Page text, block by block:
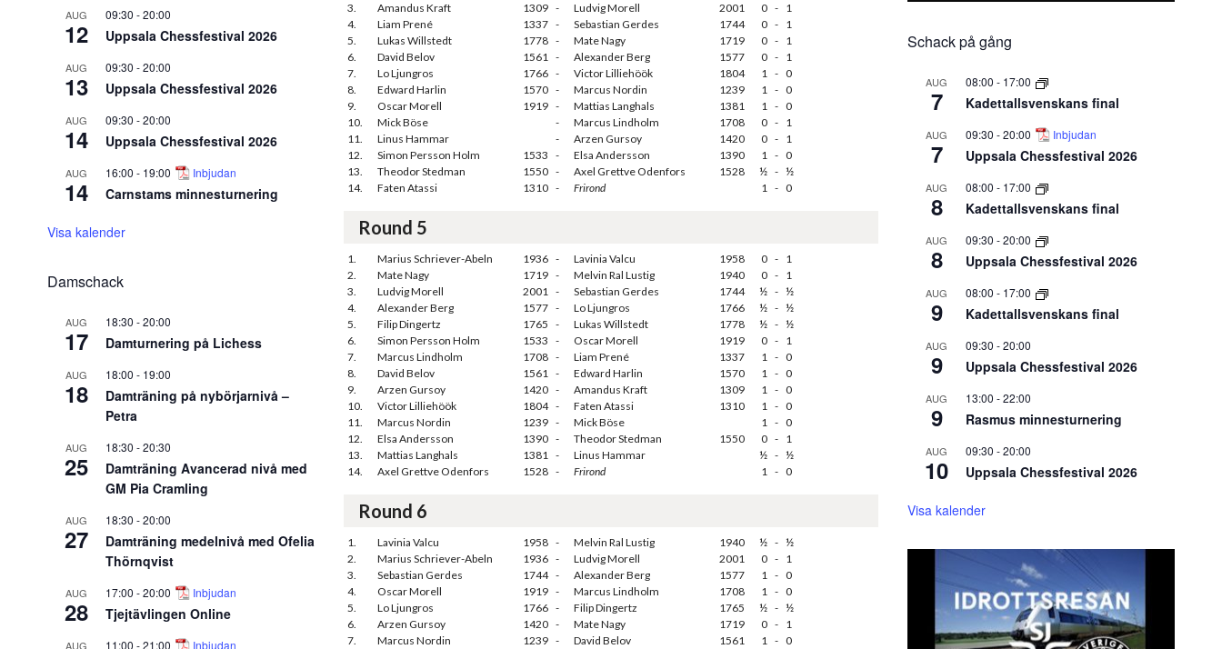
AUG
12
09:30 -20:00
Uppsala Chessfestival 2026
AUG
13
09:30 -20:00
Uppsala Chessfestival 2026
AUG
14
09:30 -20:00
Uppsala Chessfestival 2026
AUG
14
16:00 - 19:00 Inbjudan
Carnstams minnesturnering
Visa kalender
Damschack
AUG
17
18:30 -20:00
Damturnering på Lichess
AUG
18
18:00 - 19:00
Damträning på nybörjarnivå –
Petra
AUG
25
18:30 -20:30
Damträning Avancerad nivå med
GM Pia Cramling
AUG
27
18:30 -20:00
Damträning medelnivå med Ofelia
Thörnqvist
AUG
28
17:00 -20:00 Inbjudan
Tjejtävlingen Online
AUG 11:00 -21:00 Inbjudan
3.
Amandus Kraft 1309 - Ludvig Morell 2001 0 - 1
4.
Liam Prené 1337 - Sebastian Gerdes 1744 0 - 1
5.
Lukas Willstedt 1778 - Mate Nagy 1719 0 - 1
6.
David Belov 1561 - Alexander Berg 1577 0 - 1
7.
Lo Ljungros 1766 - Victor Lilliehöök 1804 1 - 0
8.
Edward Harlin 1570 - Marcus Nordin 1239 1 - 0
9.
Oscar Morell 1919 - Mattias Langhals 1381 1 - 0
10.
Mick Böse - Marcus Lindholm 1708 0 - 1
11.
Linus Hammar - Arzen Gursoy 1420 0 - 1
12.
Simon Persson Holm 1533 - Elsa Andersson 1390 1 - 0
13.
Theodor Stedman 1550 - Axel Grettve Odenfors 1528 ½ - ½
14.
Faten Atassi 1310 - Frirond 1 - 0
Round 5
1. Marius Schriever-Abeln 1936 - Lavinia Valcu 1958 0 - 1
2.
Mate Nagy 1719 - Melvin Ral Lustig 1940 0 - 1
3.
Ludvig Morell 2001 - Sebastian Gerdes 1744 ½ - ½
4.
Alexander Berg 1577 - Lo Ljungros 1766 ½ - ½
5.
Filip Dingertz 1765 - Lukas Willstedt 1778 ½ - ½
6.
Simon Persson Holm 1533 - Oscar Morell 1919 0 - 1
7.
Marcus Lindholm 1708 - Liam Prené 1337 1 - 0
8.
David Belov 1561 - Edward Harlin 1570 1 - 0
9.
Arzen Gursoy 1420 - Amandus Kraft 1309 1 - 0
10.
Victor Lilliehöök 1804 - Faten Atassi 1310 1 - 0
11.
Marcus Nordin 1239 - Mick Böse 1 - 0
12.
Elsa Andersson 1390 - Theodor Stedman 1550 0 - 1
13.
Mattias Langhals 1381 - Linus Hammar ½ - ½
14.
Axel Grettve Odenfors 1528 - Frirond 1 - 0
Round 6
1. Lavinia Valcu 1958 - Melvin Ral Lustig 1940 ½ - ½
2.
Marius Schriever-Abeln 1936 - Ludvig Morell 2001 0 - 1
3.
Sebastian Gerdes 1744 - Alexander Berg 1577 1 - 0
4.
Oscar Morell 1919 - Marcus Lindholm 1708 1 - 0
5.
Lo Ljungros 1766 - Filip Dingertz 1765 ½ - ½
6.
Arzen Gursoy 1420 - Mate Nagy 1719 0 - 1
7.
Marcus Nordin 1239 - David Belov 1561 1 - 0
Schack på gång
AUG
7
08:00 - 17:00
Kadettallsvenskans final
AUG
7
09:30 -20:00 Inbjudan
Uppsala Chessfestival 2026
AUG
8
08:00 - 17:00
Kadettallsvenskans final
AUG
8
09:30 -20:00
Uppsala Chessfestival 2026
AUG
9
08:00 - 17:00
Kadettallsvenskans final
AUG
9
09:30 -20:00
Uppsala Chessfestival 2026
AUG
9
13:00 -22:00
Rasmus minnesturnering
AUG
10
09:30 -20:00
Uppsala Chessfestival 2026
Visa kalender